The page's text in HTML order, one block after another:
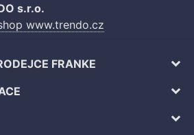
s.r.o.
www.trendo.cz
FRANKE